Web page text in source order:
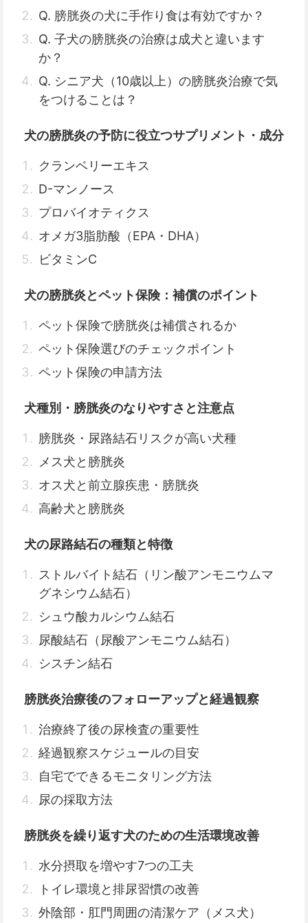
Q. 膀胱炎の犬に手作り食は有効ですか？
Q. 子犬の膀胱炎の治療は成犬と違います
か？
Q. シニア犬（10歳以上）の膀胱炎治療で気
をつけることは？
犬の膀胱炎の予防に役立つサプリメント・成分
クランベリーエキス
D-マンノース
プロバイオティクス
オメガ3脂肪酸（EPA・DHA）
ビタミンC
犬の膀胱炎とペット保険：補償のポイント
ペット保険で膀胱炎は補償されるか
ペット保険選びのチェックポイント
ペット保険の申請方法
犬種別・膀胱炎のなりやすさと注意点
膀胱炎・尿路結石リスクが高い犬種
メス犬と膀胱炎
オス犬と前立腺疾患・膀胱炎
高齢犬と膀胱炎
犬の尿路結石の種類と特徴
ストルバイト結石（リン酸アンモニウムマ
グネシウム結石）
シュウ酸カルシウム結石
尿酸結石（尿酸アンモニウム結石）
シスチン結石
膀胱炎治療後のフォローアップと経過観察
治療終了後の尿検査の重要性
経過観察スケジュールの目安
自宅でできるモニタリング方法
尿の採取方法
膀胱炎を繰り返す犬のための生活環境改善
水分摂取を増やす7つの工夫
トイレ環境と排尿習慣の改善
外陰部・肛門周囲の清潔ケア（メス犬）